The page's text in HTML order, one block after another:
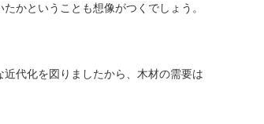
かということも想像がつくでしょう。
代化を図りましたから、木材の需要は